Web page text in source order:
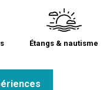
Étangs & nautisme